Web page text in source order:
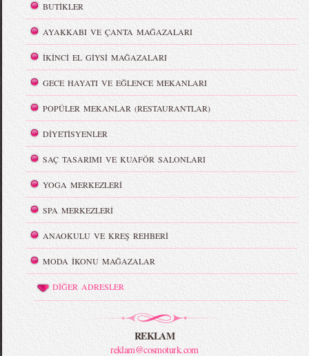
BUTİKLER
AYAKKABI VE ÇANTA MAĞAZALARI
İKİNCİ EL GİYSİ MAĞAZALARI
GECE HAYATI VE EĞLENCE MEKANLARI
POPÜLER MEKANLAR (RESTAURANTLAR)
DİYETİSYENLER
SAÇ TASARIMI VE KUAFÖR SALONLARI
YOGA MERKEZLERİ
SPA MERKEZLERİ
ANAOKULU VE KREŞ REHBERİ
MODA İKONU MAĞAZALAR
DİĞER ADRESLER
REKLAM
reklam@cosmoturk.com